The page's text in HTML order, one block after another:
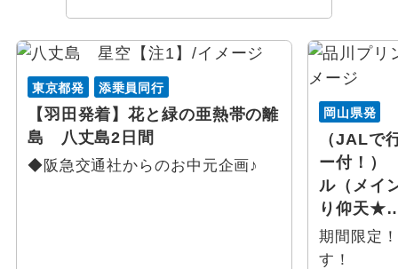
東京都発 添乗員同行
【羽田発着】花と緑の亜熱帯の離
島 八丈島2日間
◆阪急交通社からのお中元企画♪
岡山県発
（JALで
ー付！）
ル（メイ
り仰天
期間限定
す！